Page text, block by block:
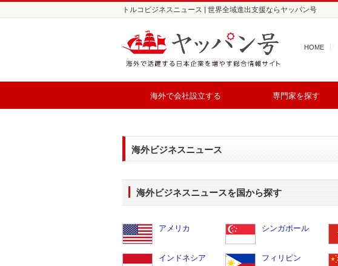
トルコビジネスニュース | 世界全域進出支援ならヤッパン号
HOME
海外で会社設立する 専門家を探す
海外ビジネスニュース
海外ビジネスニュースを国から探す
アメリカ シンガポール
インドネシア フィリピン